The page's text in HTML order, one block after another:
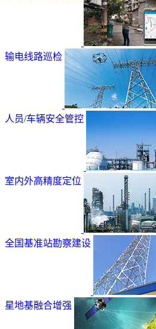
输电线路巡检
人员/车辆安全管控
室内外高精度定位
全国基准站勘察建设
星地基融合增强